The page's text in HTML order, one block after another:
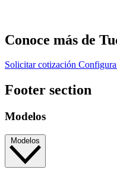
Conoce más de
Solicitar cotización
Footer section
Modelos
Modelos